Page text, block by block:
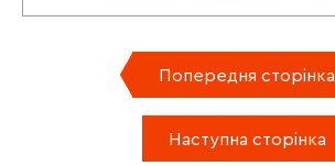
Попередня сторінка
Наступна сторінка